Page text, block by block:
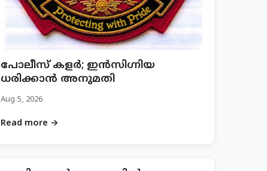
പോലീസ് കളർ; ഇൻസിഗ്നിയ
ധരിക്കാൻ അനുമതി
Aug 5, 2026
Read more →